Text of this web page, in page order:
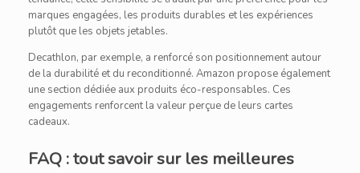
marques engagées, les produits durables et les expériences
plutôt que les objets jetables.
Decathlon, par exemple, a renforcé son positionnement autour
de la durabilité et du reconditionné. Amazon propose également
une section dédiée aux produits éco-responsables. Ces
engagements renforcent la valeur perçue de leurs cartes
cadeaux.
FAQ : tout savoir sur les meilleures